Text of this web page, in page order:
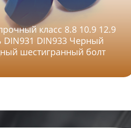
класс 8.8 10.9 12.9
DIN931 DIN933 Черный
шестигранный болт